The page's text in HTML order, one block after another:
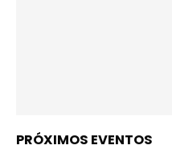
PRÓXIMOS EVENTOS